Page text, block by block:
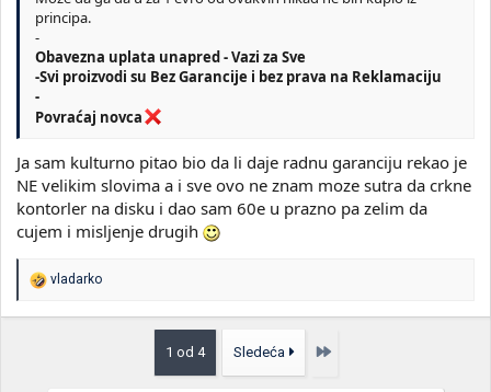
principa.
-
Obavezna uplata unapred - Vazi za Sve
-Svi proizvodi su Bez Garancije i bez prava na Reklamaciju
-
Povraćaj novca
Ja sam kulturno pitao bio da li daje radnu garanciju rekao je
NE velikim slovima a i sve ovo ne znam moze sutra da crkne
kontorler na disku i dao sam 60e u prazno pa zelim da
cujem i misljenje drugih
R
a
vladarko
1 od 4 Sledeća Poslednja